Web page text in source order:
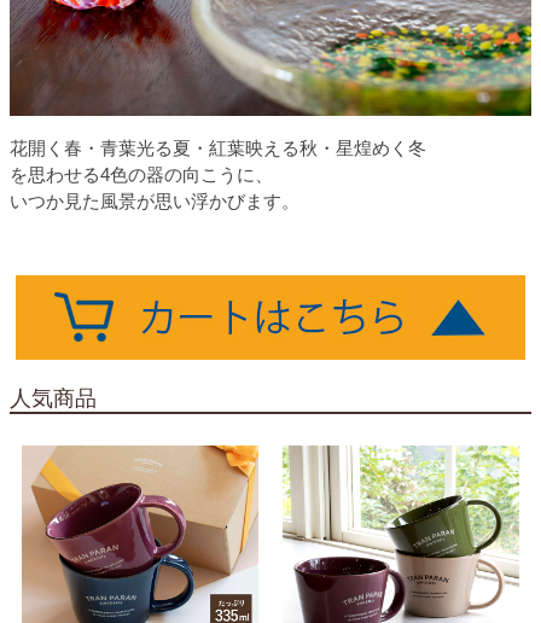
花開く春・青葉光る夏・紅葉映える秋・星煌めく冬
を思わせる4色の器の向こうに、
いつか見た風景が思い浮かびます。
人気商品